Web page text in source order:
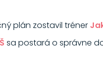
plán zostavil tréner
sa postará o správne